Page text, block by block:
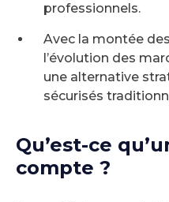
professionnels.
Avec la montée
l’évolution des
une alternative
sécurisés
Qu’est-ce
compte ?